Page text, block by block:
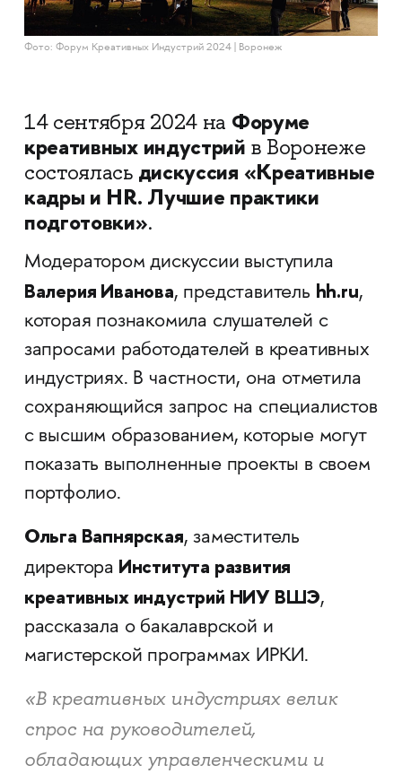
Фото: Форум Креативных Индустрий 2024 | Воронеж
14 сентября 2024 на Форуме
креативных индустрий в Воронеже
состоялась дискуссия «Креативные
кадры и HR. Лучшие практики
подготовки».
Модератором дискуссии выступила
Валерия Иванова, представитель hh.ru,
которая познакомила слушателей с
запросами работодателей в креативных
индустриях. В частности, она отметила
сохраняющийся запрос на специалистов
с высшим образованием, которые могут
показать выполненные проекты в своем
портфолио.
Ольга Вапнярская, заместитель
директора Института развития
креативных индустрий НИУ ВШЭ,
рассказала о бакалаврской и
магистерской программах ИРКИ.
«В креативных индустриях велик
спрос на руководителей,
обладающих управленческими и